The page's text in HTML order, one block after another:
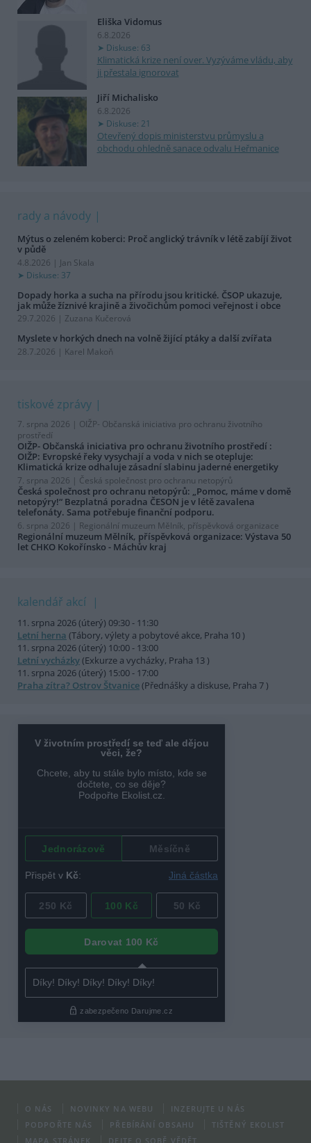
Eliška Vidomus
6.8.2026
Diskuse: 63
Klimatická krize není over. Vyzýváme vládu, aby
ji přestala ignorovat
Jiří Michalisko
6.8.2026
Diskuse: 21
Otevřený dopis ministerstvu průmyslu a
obchodu ohledně sanace odvalu Heřmanice
rady a návody
Mýtus o zeleném koberci: Proč anglický trávník v létě zabíjí život
v půdě
4.8.2026 | Jan Skala
Diskuse: 37
Dopady horka a sucha na přírodu jsou kritické. ČSOP ukazuje,
jak může žíznivé krajině a živočichům pomoci veřejnost i obce
29.7.2026 | Zuzana Kučerová
Myslete v horkých dnech na volně žijící ptáky a další zvířata
28.7.2026 | Karel Makoň
tiskové zprávy
7. srpna 2026 | OIŽP- Občanská iniciativa pro ochranu životního
prostředí
OIŽP- Občanská iniciativa pro ochranu životního prostředí :
OIŽP: Evropské řeky vysychají a voda v nich se otepluje:
Klimatická krize odhaluje zásadní slabinu jaderné energetiky
7. srpna 2026 | Česká společnost pro ochranu netopýrů
Česká společnost pro ochranu netopýrů: „Pomoc, máme v domě
netopýry!“ Bezplatná poradna ČESON je v létě zavalena
telefonáty. Sama potřebuje finanční podporu.
6. srpna 2026 | Regionální muzeum Mělník, příspěvková organizace
Regionální muzeum Mělník, příspěvková organizace: Výstava 50
let CHKO Kokořínsko - Máchův kraj
kalendář akcí
11. srpna 2026 (úterý) 09:30 - 11:30
Letní herna (Tábory, výlety a pobytové akce, Praha 10 )
11. srpna 2026 (úterý) 10:00 - 13:00
Letní vycházky(Exkurze a vycházky, Praha 13 )
11. srpna 2026 (úterý) 15:00 - 17:00
Praha zítra? Ostrov Štvanice(Přednášky a diskuse, Praha 7 )
O NÁS NOVINKY NA WEBU
INZERUJTE U NÁS
PODPOŘTE NÁS
PŘEBÍRÁNÍ OBSAHU
TIŠTĚNÝ EKOLIST
MAPA STRÁNEK
DEJTE O SOBĚ VĚDĚT